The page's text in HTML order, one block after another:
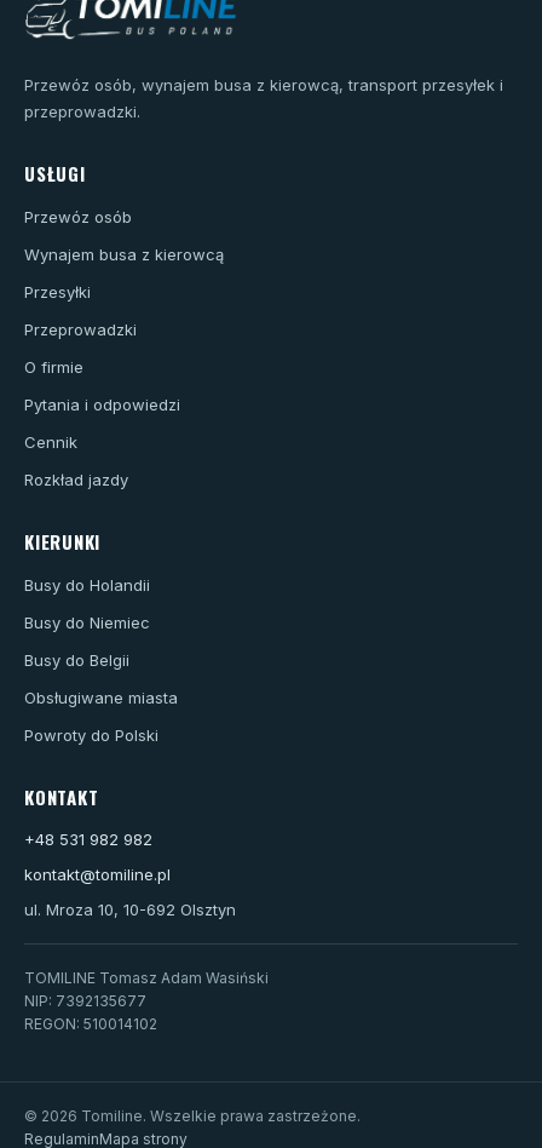
Przewóz osób, wynajem busa z kierowcą, transport przesyłek i
przeprowadzki.
USŁUGI
Przewóz osób
Wynajem busa z kierowcą
Przesyłki
Przeprowadzki
O firmie
Pytania i odpowiedzi
Cennik
Rozkład jazdy
KIERUNKI
Busy do Holandii
Busy do Niemiec
Busy do Belgii
Obsługiwane miasta
Powroty do Polski
KONTAKT
+48 531 982 982
kontakt@tomiline.pl
ul. Mroza 10, 10-692 Olsztyn
TOMILINE Tomasz Adam Wasiński
NIP: 7392135677
REGON: 510014102
© 2026 Tomiline. Wszelkie prawa zastrzeżone.
RegulaminMapa strony